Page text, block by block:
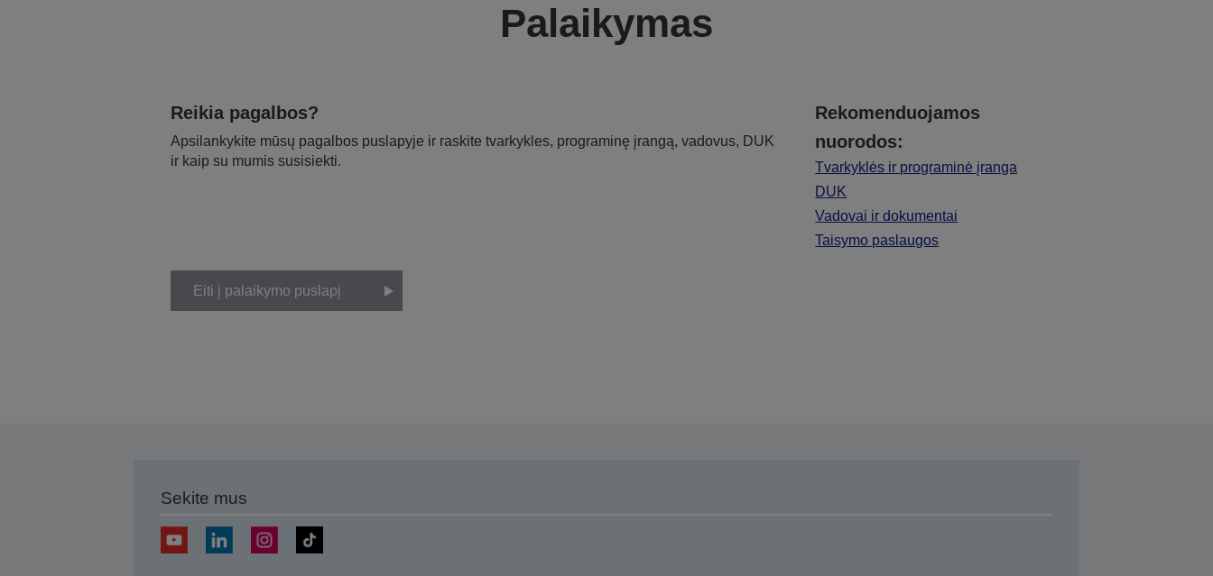
Palaikymas
Reikia pagalbos?
Apsilankykite mūsų pagalbos puslapyje ir raskite tvarkykles, programinę įrangą, vadovus, DUK
ir kaip su mumis susisiekti.
Rekomenduojamos
nuorodos:
Tvarkyklės ir programinė įranga
DUK
Vadovai ir dokumentai
Taisymo paslaugos
Eiti į palaikymo puslapį
Sekite mus